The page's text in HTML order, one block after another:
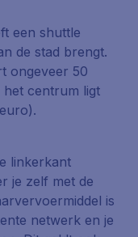
een shuttle
de stad brengt.
ongeveer 50
het centrum ligt
linkerkant
je zelf met de
is
netwerk en je